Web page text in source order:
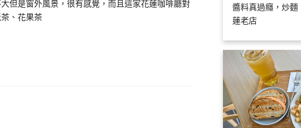
但是窗外風景，很有感覺，而且這家花蓮咖啡廳對
、花果茶
醬料真過癮，炒麵
蓮老店